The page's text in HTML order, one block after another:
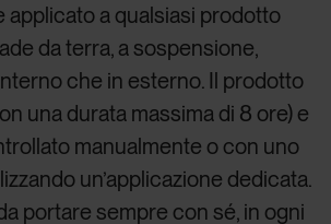
applicato a qualsiasi prodotto
da terra, a sospensione,
che in esterno. Il prodotto
una durata massima di 8 ore) e
manualmente o con uno
un’applicazione dedicata.
portare sempre con sé, in ogni